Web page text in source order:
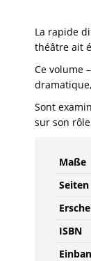
La rapide
théâtre ait
Ce volume
Sont
sur son
Maße
Seiten
ISBN